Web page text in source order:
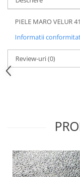
PIELE MARO VELUR
Informatii
Review-uri(0)